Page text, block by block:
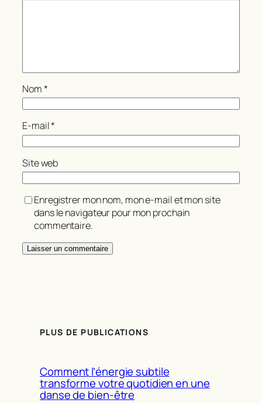
Nom*
E-mail*
Site web
Enregistrer mon nom, mon e-mail et mon site
dans le navigateur pour mon prochain
commentaire.
PLUS DE PUBLICATIONS
Comment l’énergie subtile
transforme votre quotidien en une
danse de bien-être